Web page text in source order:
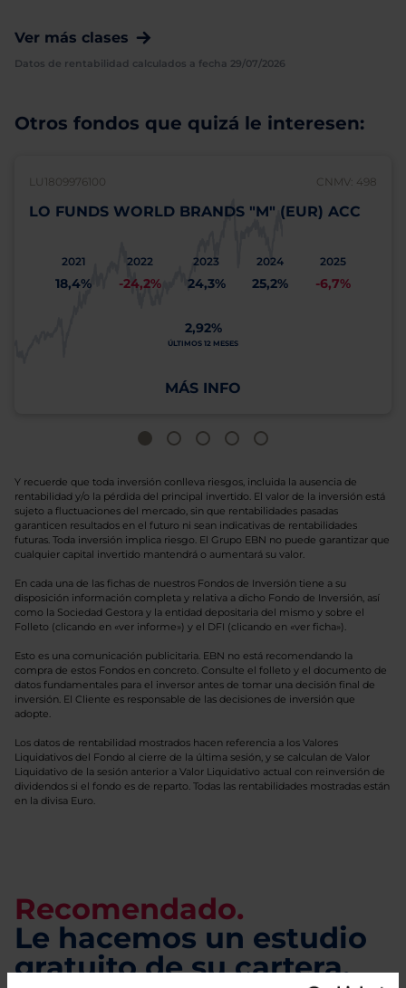
Ver más clases
Datos de rentabilidad calculados a fecha 29/07/2026
Otros fondos que quizá le interesen:
LU1809976100 CNMV: 498
LO FUNDS WORLD BRANDS "M" (EUR) ACC
2021
18,4%
2022
-24,2%
2023
24,3%
2024
25,2%
2025
-6,7%
2,92%
ÚLTIMOS 12 MESES
MÁS INFO
Y recuerde que toda inversión conlleva riesgos, incluida la ausencia de
rentabilidad y/o la pérdida del principal invertido. El valor de la inversión está
sujeto a fluctuaciones del mercado, sin que rentabilidades pasadas
garanticen resultados en el futuro ni sean indicativas de rentabilidades
futuras. Toda inversión implica riesgo. El Grupo EBN no puede garantizar que
cualquier capital invertido mantendrá o aumentará su valor.
En cada una de las fichas de nuestros Fondos de Inversión tiene a su
disposición información completa y relativa a dicho Fondo de Inversión, así
como la Sociedad Gestora y la entidad depositaria del mismo y sobre el
Folleto (clicando en «ver informe») y el DFI (clicando en «ver ficha»).
Esto es una comunicación publicitaria. EBN no está recomendando la
compra de estos Fondos en concreto. Consulte el folleto y el documento de
datos fundamentales para el inversor antes de tomar una decisión final de
inversión. El Cliente es responsable de las decisiones de inversión que
adopte.
Los datos de rentabilidad mostrados hacen referencia a los Valores
Liquidativos del Fondo al cierre de la última sesión, y se calculan de Valor
Liquidativo de la sesión anterior a Valor Liquidativo actual con reinversión de
dividendos si el fondo es de reparto. Todas las rentabilidades mostradas están
en la divisa Euro.
Recomendado.
Le hacemos un estudio
gratuito de su cartera.